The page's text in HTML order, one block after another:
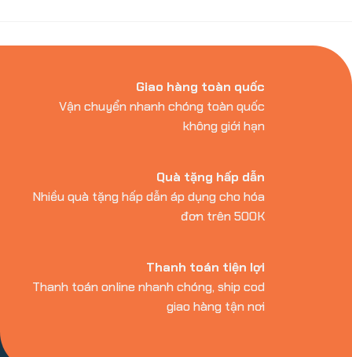
Giao hàng toàn quốc
Vận chuyển nhanh chóng toàn quốc
không giới hạn
Quà tặng hấp dẫn
Nhiều quà tặng hấp dẫn áp dụng cho hóa
đơn trên 500K
Thanh toán tiện lợi
Thanh toán online nhanh chóng, ship cod
giao hàng tận nơi